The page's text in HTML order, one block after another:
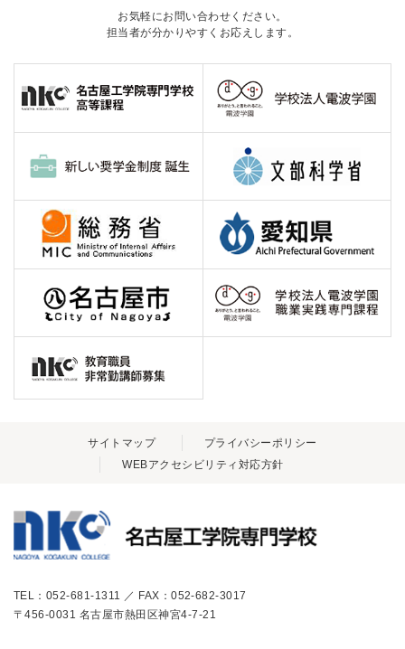
お気軽にお問い合わせください。
担当者が分かりやすくお応えします。
サイトマップ
プライバシーポリシー
WEBアクセシビリティ対応方針
TEL：052-681-1311 ／ FAX：052-682-3017
〒456-0031 名古屋市熱田区神宮4-7-21